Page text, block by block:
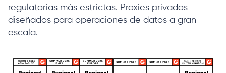
regulatorias más estrictas. Proxies privados
diseñados para operaciones de datos a gran
escala.